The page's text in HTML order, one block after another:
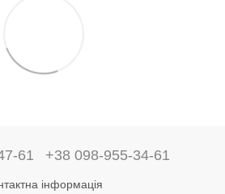
61 +38 098-955-34-61
інформація